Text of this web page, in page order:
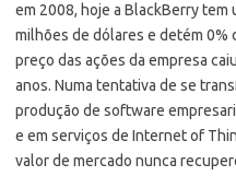
em 2008, hoje a BlackBerry tem
milhões de dólares e detém 0%
preço das ações da empresa
anos. Numa tentativa de se
produção de software
e em serviços de Internet of
valor de mercado nunca